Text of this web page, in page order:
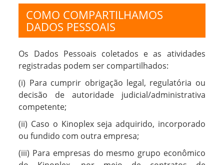
COMO COMPARTILHAMOS
DADOS PESSOAIS
Os Dados Pessoais coletados e as atividades
registradas podem ser compartilhados:
(i) Para cumprir obrigação legal, regulatória ou
decisão de autoridade judicial/administrativa
competente;
(ii) Caso o Kinoplex seja adquirido, incorporado
ou fundido com outra empresa;
(iii) Para empresas do mesmo grupo econômico